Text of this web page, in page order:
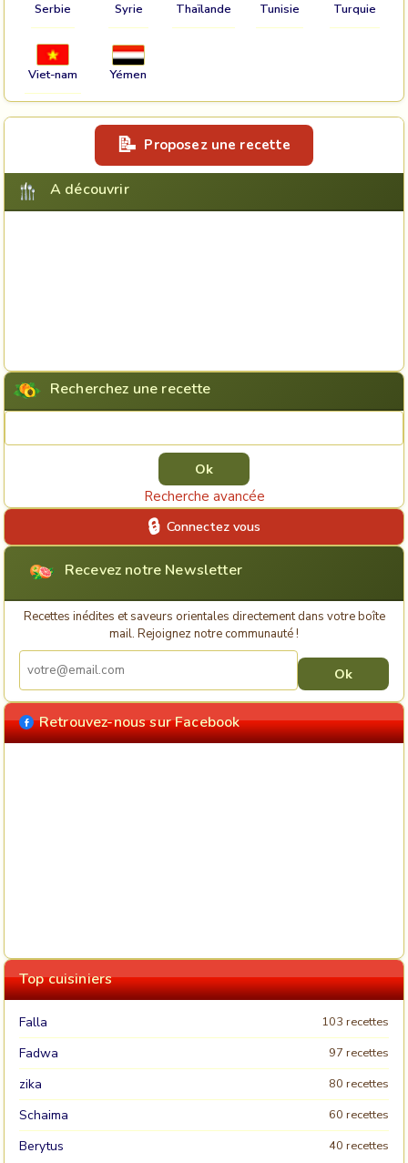
Serbie Syrie Thaïlande Tunisie Turquie
Viet-nam Yémen
Proposez une recette
A découvrir
Recherchez une recette
Recherche avancée
Connectez vous
Recevez notre Newsletter
Recettes inédites et saveurs orientales directement dans votre boîte
mail. Rejoignez notre communauté !
Retrouvez-nous sur Facebook
Top cuisiniers
Falla 103 recettes
Fadwa 97 recettes
zika 80 recettes
Schaima 60 recettes
Berytus 40 recettes